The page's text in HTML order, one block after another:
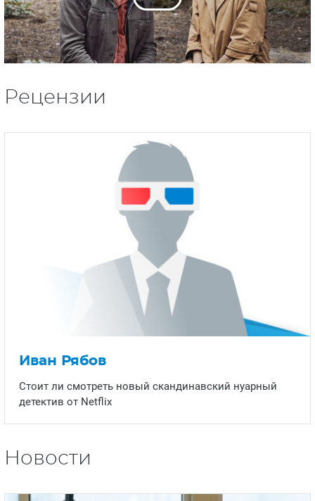
Рецензии
Иван Рябов
Стоит ли смотреть новый скандинавский нуарный
детектив от Netflix
Новости